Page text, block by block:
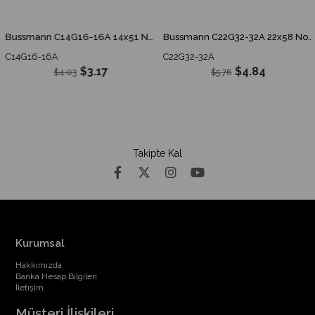
Bussmann C14G16-16A 14x51 Normal Sigorta
C14G16-16A
$3.17
$4.03
Bussmann C22G32-32A 22x58 Normal Sigorta
C22G32-32A
$4.84
$5.76
Takipte Kal
Kurumsal
Hakkımızda
Banka Hesap Bilgileri
İletişim